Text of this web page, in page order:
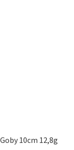
10cm 12,8g